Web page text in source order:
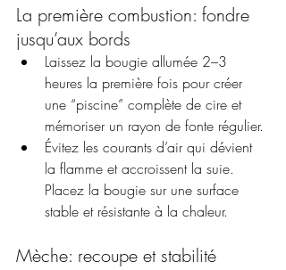
La première combustion: fondre
jusqu’aux bords
Laissez la bougie allumée 2–3
heures la première fois pour créer
une “piscine” complète de cire et
mémoriser un rayon de fonte régulier.
Évitez les courants d’air qui dévient
la flamme et accroissent la suie.
Placez la bougie sur une surface
stable et résistante à la chaleur.
Mèche: recoupe et stabilité